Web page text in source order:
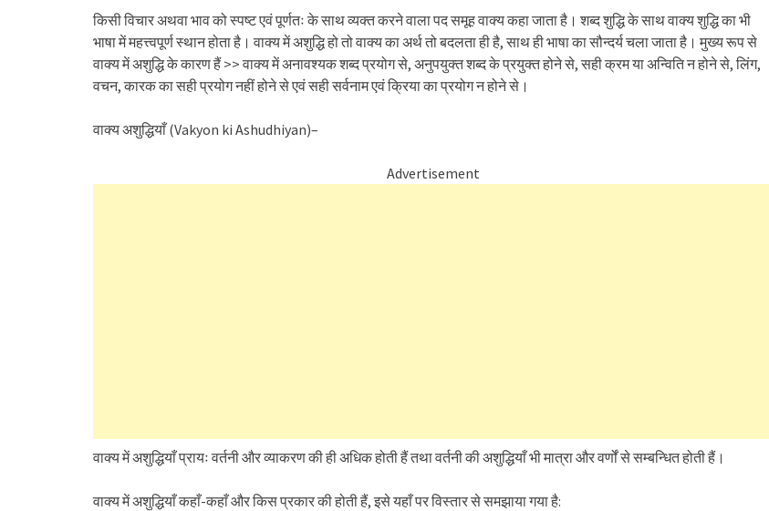
किसी विचार अथवा भाव को स्पष्ट एवं पूर्णतः के साथ व्यक्त करने वाला पद समूह वाक्य कहा जाता है। शब्द शुद्धि के साथ वाक्य शुद्धि का भी
भाषा में महत्त्वपूर्ण स्थान होता है। वाक्य में अशुद्धि हो तो वाक्य का अर्थ तो बदलता ही है, साथ ही भाषा का सौन्दर्य चला जाता है। मुख्य रूप से
वाक्य में अशुद्धि के कारण हैं >> वाक्य में अनावश्यक शब्द प्रयोग से, अनुपयुक्त शब्द के प्रयुक्त होने से, सही क्रम या अन्विति न होने से, लिंग,
वचन, कारक का सही प्रयोग नहीं होने से एवं सही सर्वनाम एवं क्रिया का प्रयोग न होने से।
वाक्य अशुद्धियाँ (Vakyon ki Ashudhiyan)–
Advertisement
वाक्य में अशुद्धियाँ प्रायः वर्तनी और व्याकरण की ही अधिक होती हैं तथा वर्तनी की अशुद्धियाँ भी मात्रा और वर्णों से सम्बन्धित होती हैं।
वाक्य में अशुद्धियाँ कहाँ-कहाँ और किस प्रकार की होती हैं, इसे यहाँ पर विस्तार से समझाया गया है: